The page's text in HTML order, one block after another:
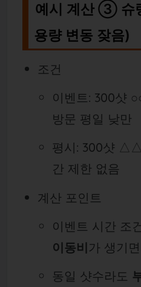
예시 계산 ③ 슈
용량 변동 잦음)
조건
이벤트: 300샷
방문 평일 낮만
평시: 300샷 △△
간 제한 없음
계산 포인트
이벤트 시간 조
이동비가 생기
동일 샷수라도